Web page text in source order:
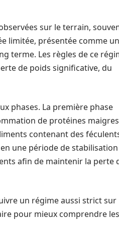
sur le terrain,
limitée, présentée comme un
terme. Les règles de ce
de poids significative, du
phases. La première phase
de protéines
contenant des
une période de
afin de maintenir la perte
un régime aussi strict sur
pour mieux comprendre les